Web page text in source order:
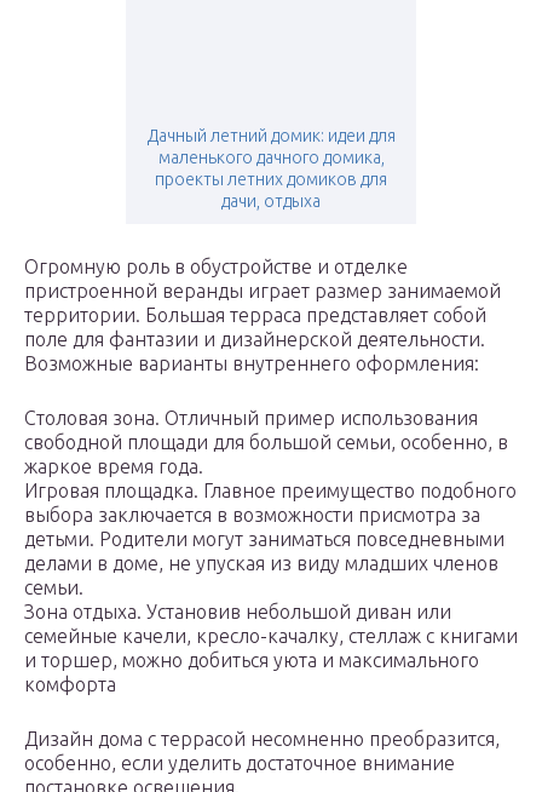
Дачный летний домик: идеи для
маленького дачного домика,
проекты летних домиков для
дачи, отдыха
Огромную роль в обустройстве и отделке
пристроенной веранды играет размер занимаемой
территории. Большая терраса представляет собой
поле для фантазии и дизайнерской деятельности.
Возможные варианты внутреннего оформления:
Столовая зона. Отличный пример использования
свободной площади для большой семьи, особенно, в
жаркое время года.
Игровая площадка. Главное преимущество подобного
выбора заключается в возможности присмотра за
детьми. Родители могут заниматься повседневными
делами в доме, не упуская из виду младших членов
семьи.
Зона отдыха. Установив небольшой диван или
семейные качели, кресло-качалку, стеллаж с книгами
и торшер, можно добиться уюта и максимального
комфорта
Дизайн дома с террасой несомненно преобразится,
особенно, если уделить достаточное внимание
постановке освещения.